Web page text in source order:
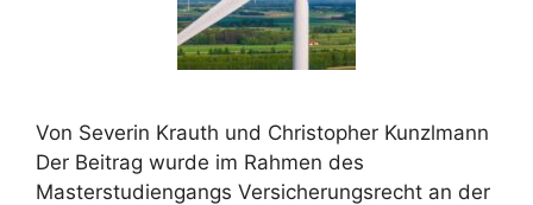
Von Severin Krauth und Christopher Kunzlmann
Der Beitrag wurde im Rahmen des
Masterstudiengangs Versicherungsrecht an der